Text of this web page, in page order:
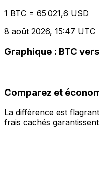
1 BTC = 65 021,6 USD
8 août 2026, 15:47 UTC
Graphique : BTC
Comparez et
La différence est
frais cachés